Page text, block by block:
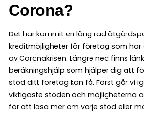
Corona?
Det har kommit en lång rad
kreditmöjligheter för företag som
av Coronakrisen. Längre ned finns
beräkningshjälp som hjälper dig att
stöd ditt företag kan få. Först går vi
viktigaste stöden och möjligheterna
för att läsa mer om varje stöd eller